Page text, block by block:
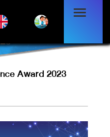
AWARD
Award 2023